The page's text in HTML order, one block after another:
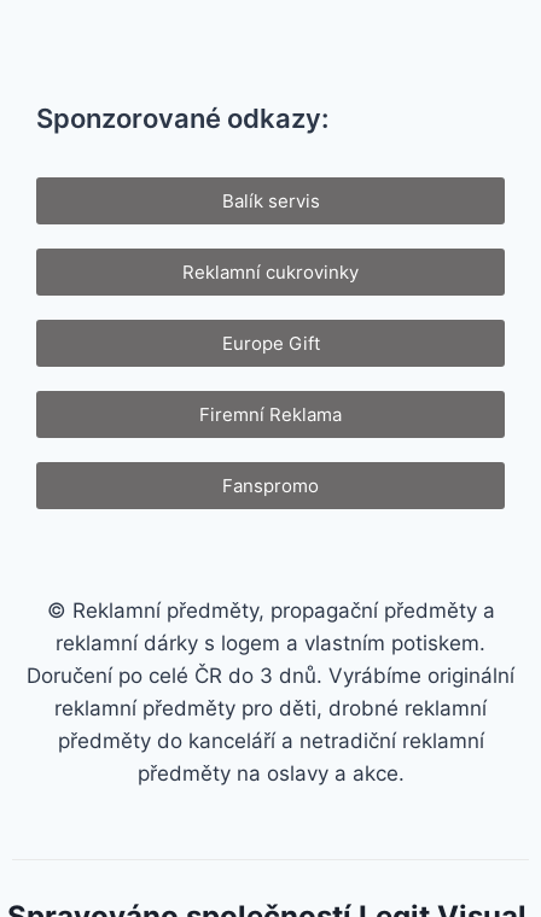
Sponzorované odkazy:
Balík servis
Reklamní cukrovinky
Europe Gift
Firemní Reklama
Fanspromo
© Reklamní předměty, propagační předměty a
reklamní dárky s logem a vlastním potiskem.
Doručení po celé ČR do 3 dnů. Vyrábíme originální
reklamní předměty pro děti, drobné reklamní
předměty do kanceláří a netradiční reklamní
předměty na oslavy a akce.